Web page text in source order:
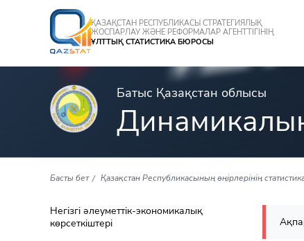
ҚАЗАҚСТАН РЕСПУБЛИКАСЫ СТРАТЕГИЯЛЫҚ
ЖОСПАРЛАУ ЖӘНЕ РЕФОРМАЛАР АГЕНТТІГІНІҢ
ҰЛТТЫҚ СТАТИСТИКА БЮРОСЫ
Батыс Қазақстан облысы
Басты бет Қазақстан Республикасының өңірлерінің
Негізгі әлеуметтік-экономикалық
көрсеткіштері